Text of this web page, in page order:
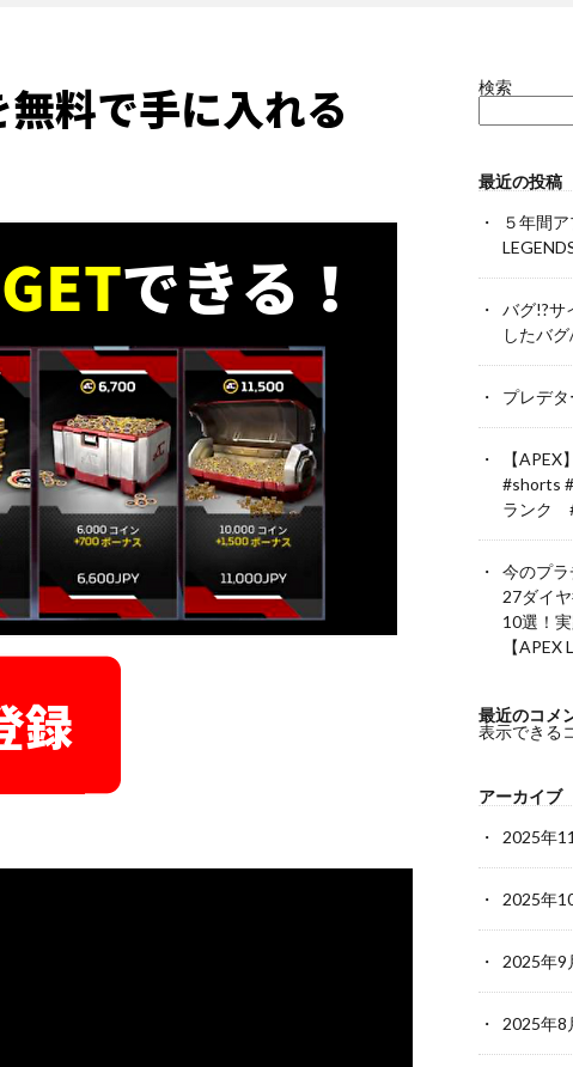
検索
最近の投稿
５年間
バグ!?サ
したバ
プレデタ
【
#shorts
ランク
今のプ
27ダイ
10選！
【APEX
最近のコメ
表示できる
アーカイブ
2025年
2025年
2025年9
2025年8